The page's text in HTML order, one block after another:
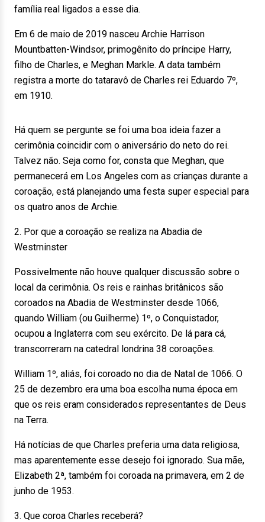
família real ligados a esse dia.
Em 6 de maio de 2019 nasceu Archie Harrison
Mountbatten-Windsor, primogênito do príncipe Harry,
filho de Charles, e Meghan Markle. A data também
registra a morte do tataravô de Charles rei Eduardo 7º,
em 1910.
Há quem se pergunte se foi uma boa ideia fazer a
cerimônia coincidir com o aniversário do neto do rei.
Talvez não. Seja como for, consta que Meghan, que
permanecerá em Los Angeles com as crianças durante a
coroação, está planejando uma festa super especial para
os quatro anos de Archie.
2. Por que a coroação se realiza na Abadia de
Westminster
Possivelmente não houve qualquer discussão sobre o
local da cerimônia. Os reis e rainhas britânicos são
coroados na Abadia de Westminster desde 1066,
quando William (ou Guilherme) 1º, o Conquistador,
ocupou a Inglaterra com seu exército. De lá para cá,
transcorreram na catedral londrina 38 coroações.
William 1º, aliás, foi coroado no dia de Natal de 1066. O
25 de dezembro era uma boa escolha numa época em
que os reis eram considerados representantes de Deus
na Terra.
Há notícias de que Charles preferia uma data religiosa,
mas aparentemente esse desejo foi ignorado. Sua mãe,
Elizabeth 2ª, também foi coroada na primavera, em 2 de
junho de 1953.
3. Que coroa Charles receberá?